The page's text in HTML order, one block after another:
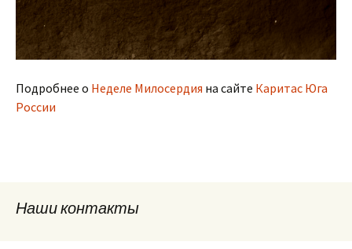
Подробнее о Неделе Милосердия на сайте Каритас Юга
России
Наши контакты